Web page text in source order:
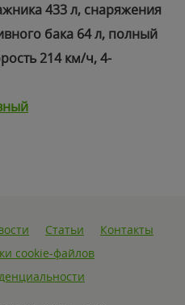
433 л, снаряжения
бака 64 л, полный
214 км/ч, 4-
Статьи
Контакты
cookie-файлов